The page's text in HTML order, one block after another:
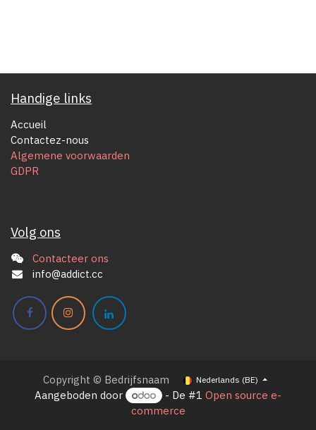
Handige links
Accueil
Contactez-nous
Algemene voorwaarden
GDPR
Volg ons
Contacteer ons
info@addict.cc
Copyright © Bedrijfsnaam Nederlands (BE)
Aangeboden door - De #1 Open source e-
commerce